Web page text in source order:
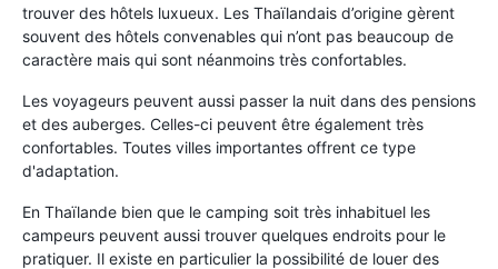
trouver des hôtels luxueux. Les Thaïlandais d’origine gèrent
souvent des hôtels convenables qui n’ont pas beaucoup de
caractère mais qui sont néanmoins très confortables.
Les voyageurs peuvent aussi passer la nuit dans des pensions
et des auberges. Celles-ci peuvent être également très
confortables. Toutes villes importantes offrent ce type
d'adaptation.
En Thaïlande bien que le camping soit très inhabituel les
campeurs peuvent aussi trouver quelques endroits pour le
pratiquer. Il existe en particulier la possibilité de louer des